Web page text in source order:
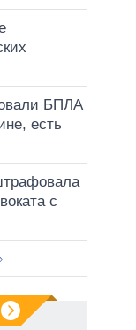
БПЛА
есть
с